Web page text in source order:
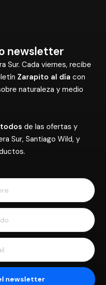
newsletter
Sur. Cada viernes, recibe
Zarapito al día con
naturaleza y medio
de las ofertas y
Sur, Santiago Wild, y